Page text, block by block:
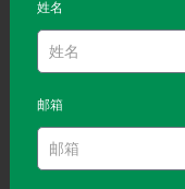
姓名
邮箱